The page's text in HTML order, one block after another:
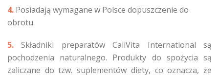
4. Posiadają wymagane w Polsce dopuszczenie do
obrotu.
5. Składniki preparatów CaliVita International są
pochodzenia naturalnego. Produkty do spożycia są
zaliczane do tzw. suplementów diety, co oznacza, że